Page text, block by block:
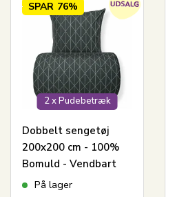
2 x Pudebetræk
SPAR 76%
Dobbelt sengetøj
200x200 cm - 100%
Bomuld - Vendbart
med grønt harlequin
På lager